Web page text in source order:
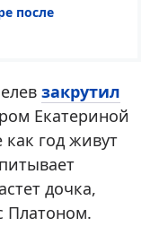
после
закрутил
Екатериной
год живут
дочка,
Платоном.